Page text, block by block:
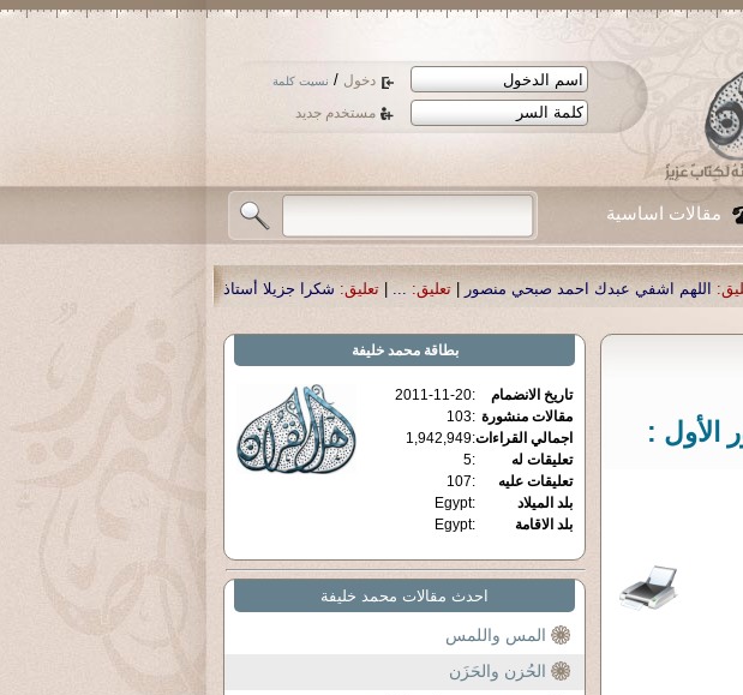
دخول / نسيت كلمة
مستخدم جديد
مقالات اساسية
صبحي منصور|تعليق: ...
|تعليق: شكرا جزيلا أستاذ حمد الحمد .أكرمكم الله .|تعليق:
الأول :
بطاقةمحمد خليفة
تاريخ الانضمام :
2011-11-20
مقالات منشورة :
103
اجمالي القراءات:
1,942,949
تعليقات له
:
5
تعليقات عليه
:
107
بلد الميلاد
:
Egypt
بلد الاقامة
:
Egypt
احدث مقالات محمد خليفة
المس واللمس
الحُزن والحَزَن